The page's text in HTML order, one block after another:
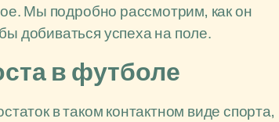
Мы подробно рассмотрим, как он
добиваться успеха на поле.
в футболе
в таком контактном виде спорта,